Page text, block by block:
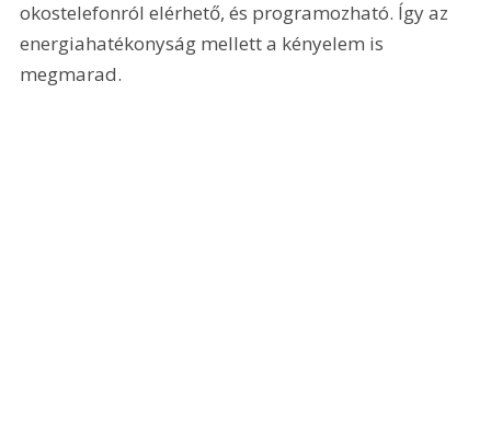
okostelefonról elérhető, és programozható. Így az
energiahatékonyság mellett a kényelem is
megmarad.